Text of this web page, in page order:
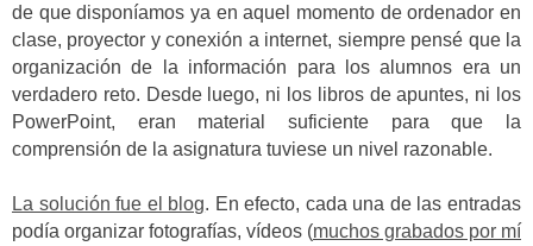
de que disponíamos ya en aquel momento de ordenador en
clase, proyector y conexión a internet, siempre pensé que la
organización de la información para los alumnos era un
verdadero reto. Desde luego, ni los libros de apuntes, ni los
PowerPoint, eran material suficiente para que la
comprensión de la asignatura tuviese un nivel razonable.
La solución fue el blog. En efecto, cada una de las entradas
podía organizar fotografías, vídeos (muchos grabados por mí